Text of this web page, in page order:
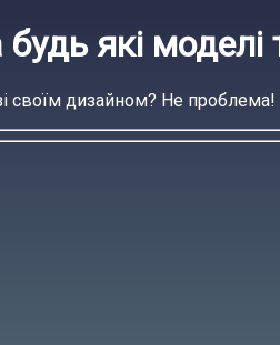
які моделі
своїм дизайном? Не проблема!